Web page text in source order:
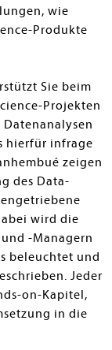
wie
Produkte
Sie beim
Projekten
Datenanalysen
hierfür infrage
zeigen
des Data-
wird die
-Managern
beleuchtet und
Jeder
on-Kapitel,
in die